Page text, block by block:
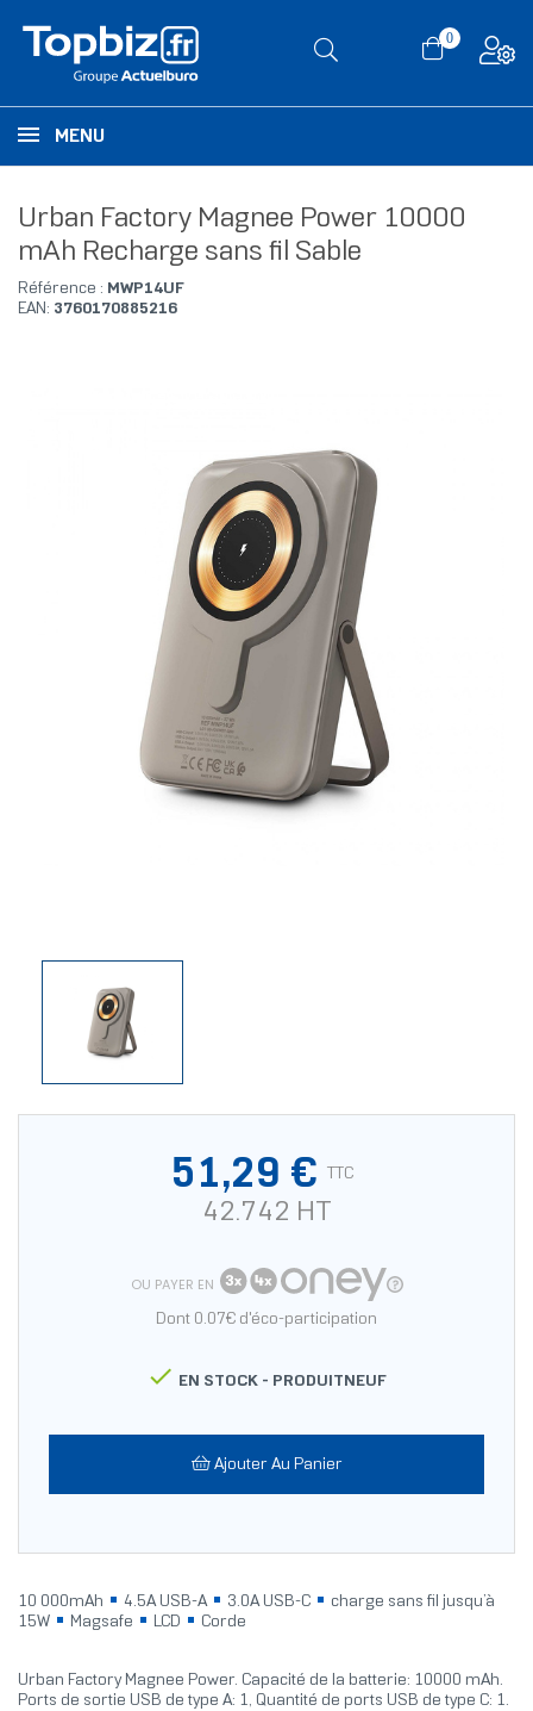
0
MENU
Urban Factory Magnee Power 10000
mAh Recharge sans fil Sable
Référence : MWP14UF
EAN: 3760170885216
51,29 € TTC
42.742 HT
OU PAYER EN
Dont 0.07€ d'éco-participation
 EN STOCK - PRODUITNEUF
Ajouter Au Panier
10 000mAh 4.5A USB-A 3.0A USB-C
charge sans fil jusqu’à
15W
Magsafe LCD Corde
Urban Factory Magnee Power. Capacité de la batterie: 10000 mAh.
Ports de sortie USB de type A: 1, Quantité de ports USB de type C: 1.